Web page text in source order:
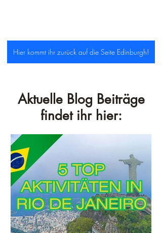
Hier kommt ihr zurück auf die Seite Edinburgh!
Aktuelle Blog Beiträge
findet ihr hier: